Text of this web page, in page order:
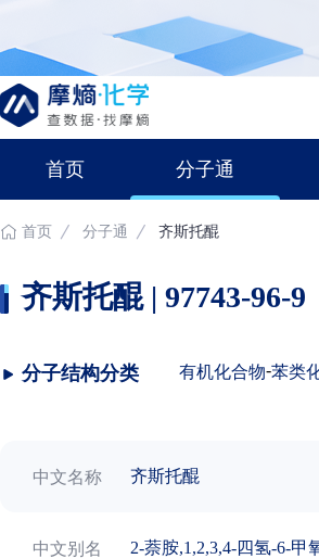
首页 分子通
首页 分子通 齐斯托醌
齐斯托醌 | 97743-96-9
分子结构分类 有机化合物-苯类
中文名称 齐斯托醌
中文别名 2-萘胺,1,2,3,4-四氢-6-甲